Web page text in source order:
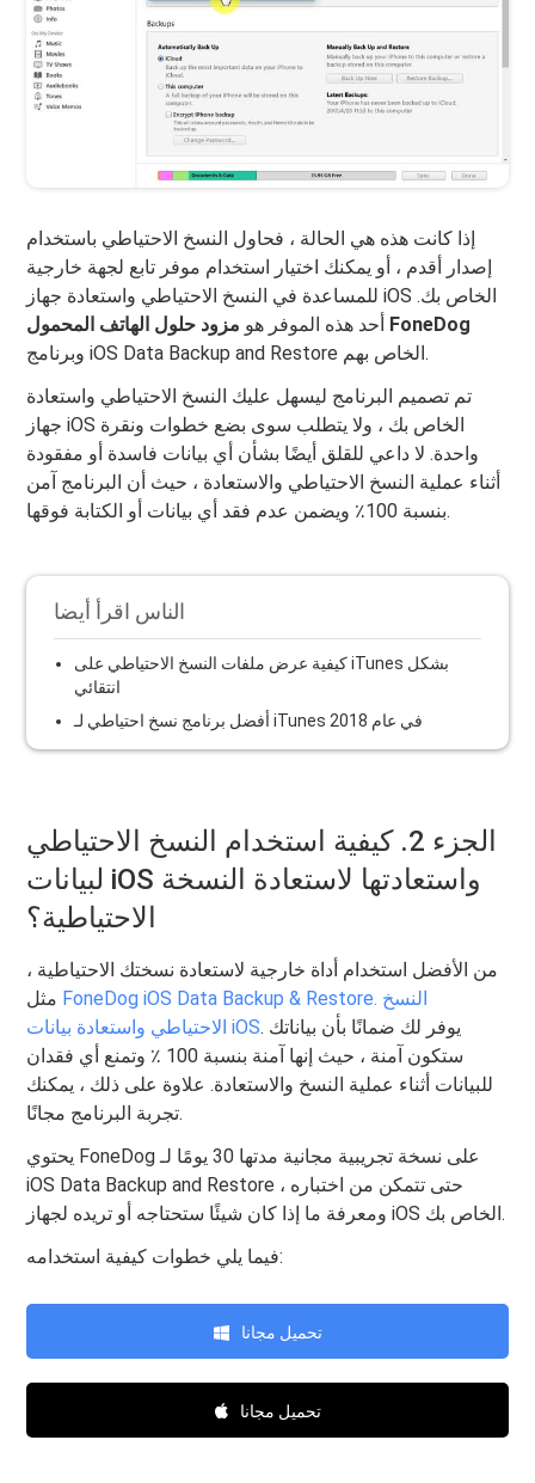
إذا كانت هذه هي الحالة ، فحاول النسخ الاحتياطي باستخدام
إصدار أقدم ، أو يمكنك اختيار استخدام موفر تابع لجهة خارجية
للمساعدة في النسخ الاحتياطي واستعادة جهاز iOS الخاص بك.
أحد هذه الموفر هو مزود حلول الهاتف المحمول FoneDog
وبرنامج iOS Data Backup and Restore الخاص بهم.
تم تصميم البرنامج ليسهل عليك النسخ الاحتياطي واستعادة
جهاز iOS الخاص بك ، ولا يتطلب سوى بضع خطوات ونقرة
واحدة. لا داعي للقلق أيضًا بشأن أي بيانات فاسدة أو مفقودة
أثناء عملية النسخ الاحتياطي والاستعادة ، حيث أن البرنامج آمن
بنسبة 100٪ ويضمن عدم فقد أي بيانات أو الكتابة فوقها.
الناس اقرأ أيضا
كيفية عرض ملفات النسخ الاحتياطي على iTunes بشكل
انتقائي
أفضل برنامج نسخ احتياطي لـ iTunes في عام 2018
الجزء 2. كيفية استخدام النسخ الاحتياطي
لبيانات iOS واستعادتها لاستعادة النسخة
الاحتياطية؟
من الأفضل استخدام أداة خارجية لاستعادة نسختك الاحتياطية ،
FoneDog iOS Data Backup & Restore. النسخ
الاحتياطي واستعادة بيانات iOS. يوفر لك ضمانًا بأن بياناتك
ستكون آمنة ، حيث إنها آمنة بنسبة 100 ٪ وتمنع أي فقدان
للبيانات أثناء عملية النسخ والاستعادة. علاوة على ذلك ، يمكنك
تجربة البرنامج مجانًا.
يحتوي FoneDog على نسخة تجريبية مجانية مدتها 30 يومًا لـ
iOS Data Backup and Restore ، حتى تتمكن من اختباره
ومعرفة ما إذا كان شيئًا ستحتاجه أو تريده لجهاز iOS الخاص بك.
فيما يلي خطوات كيفية استخدامه:
تحميل مجانا
تحميل مجانا